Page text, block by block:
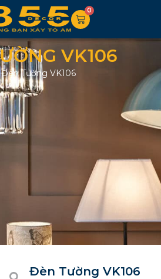
0
VK106
Đèn Tường VK106
Đèn Tường VK106